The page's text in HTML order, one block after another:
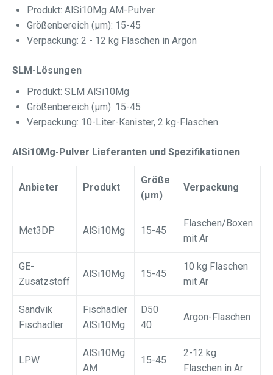
Produkt: AlSi10Mg AM-Pulver
Größenbereich (μm): 15-45
Verpackung: 2 - 12 kg Flaschen in Argon
SLM-Lösungen
Produkt: SLM AlSi10Mg
Größenbereich (μm): 15-45
Verpackung: 10-Liter-Kanister, 2 kg-Flaschen
AlSi10Mg-Pulver Lieferanten und Spezifikationen
Anbieter Produkt
Größe
(μm)
Verpackung
Met3DP AlSi10Mg 15-45
Flaschen/Boxen
mit Ar
GE-
Zusatzstoff
AlSi10Mg 15-45
10 kg Flaschen
mit Ar
Sandvik
Fischadler
Fischadler
AlSi10Mg
D50
40
Argon-Flaschen
LPW
AlSi10Mg
AM
15-45
2-12 kg
Flaschen in Ar